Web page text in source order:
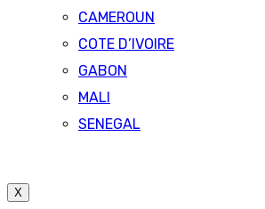
CAMEROUN
COTE D’IVOIRE
GABON
MALI
SENEGAL
X